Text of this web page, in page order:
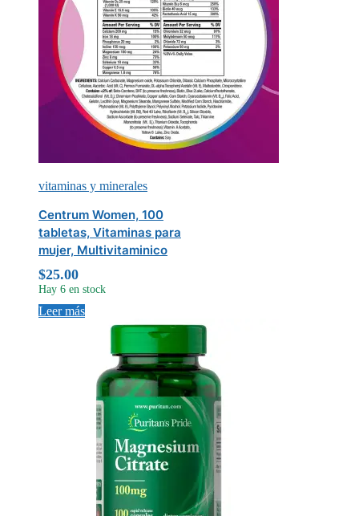
vitaminas y minerales
Centrum Women, 100
tabletas, Vitaminas para
mujer, Multivitaminico
$25.00
Hay 6 en stock
Leer más